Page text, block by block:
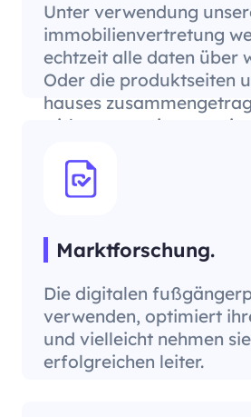
Unter verwendung
immobilienvertretung
echtzeit alle daten über
Oder die produktseiten
hauses
wirksame preisstrategie
Marktforschung.
Die digitalen
verwenden, optimiert
und vielleicht nehmen
erfolgreichen leiter.